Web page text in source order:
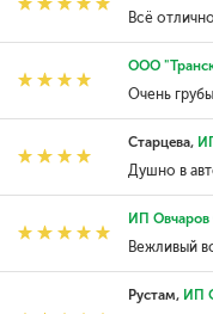
Всё отлично
ООО
Очень
Старцева,
Душно в
ИП Овчаров
Вежливый
Рустам, ИП